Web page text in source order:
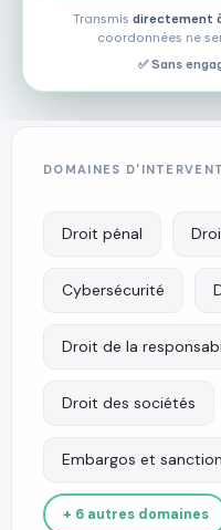
Transmis directement
coordonnées ne
✅ Sans
Maître
Veltz
DOMAINES
Droit pénal
Cybersécurité
Droit de la
Droit des sociétés
Embargos et
+ 6 autres domaines